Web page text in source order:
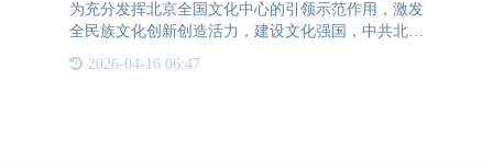
为充分发挥北京全国文化中心的引领示范作用，激发
全民族文化创新创造活力，建设文化强国，中共北京
市大兴区委宣传部主办了“2022年北京大兴文化创意
大赛”。经过几轮角逐，PA直营云码管理平台应用项
2026-04-16 06:47